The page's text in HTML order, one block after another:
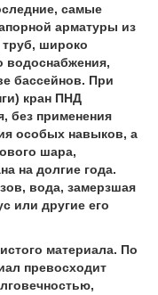
самые
арматуры из
широко
водоснабжения,
бассейнов. При
кран ПНД
без применения
особых навыков, а
шара,
на долгие года.
вода, замерзшая
или другие его
материала. По
превосходит